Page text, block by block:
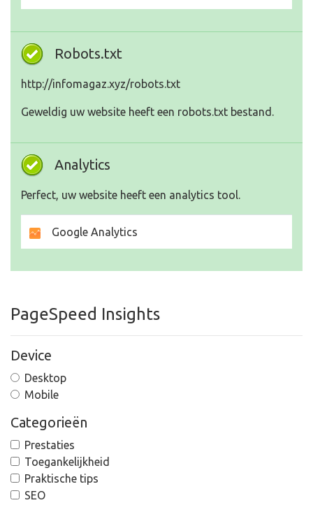
Robots.txt
http://infomagaz.xyz/robots.txt
Geweldig uw website heeft een robots.txt bestand.
Analytics
Perfect, uw website heeft een analytics tool.
Google Analytics
PageSpeed Insights
Device
Desktop
Mobile
Categorieën
Prestaties
Toegankelijkheid
Praktische tips
SEO